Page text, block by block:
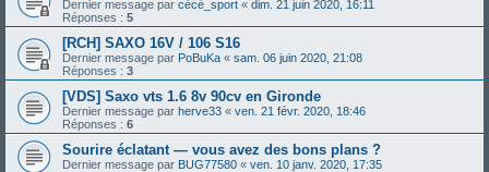
Dernier message par cécé_sport « dim. 21 juin 2020, 16:11
Réponses : 5
[RCH] SAXO 16V / 106 S16
Dernier message par PoBuKa « sam. 06 juin 2020, 21:08
Réponses : 3
[VDS] Saxo vts 1.6 8v 90cv en Gironde
Dernier message par herve33 « ven. 21 févr. 2020, 18:46
Réponses : 6
Sourire éclatant — vous avez des bons plans ?
Dernier message par BUG77580 « ven. 10 janv. 2020, 17:35